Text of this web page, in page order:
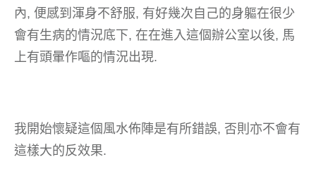
內, 便感到渾身不舒服, 有好幾次自己的身軀在很少
會有生病的情況底下, 在在進入這個辦公室以後, 馬
上有頭暈作嘔的情況出現.
我開始懷疑這個風水佈陣是有所錯誤, 否則亦不會有
這樣大的反效果.